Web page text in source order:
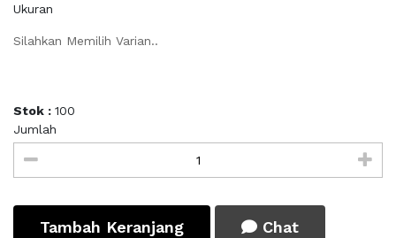
Ukuran
Silahkan Memilih Varian..
Stok : 100
Jumlah
Tambah Keranjang Chat